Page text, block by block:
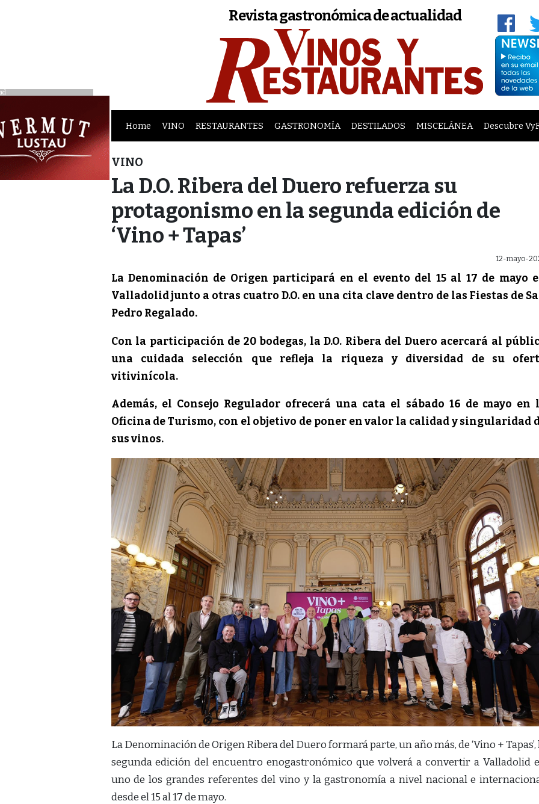
Revista gastronómica de actualidad
Home VINO RESTAURANTES GASTRONOMÍA DESTILADOS MISCELÁNEA Descubre
VINO
La D.O. Ribera del Duero refuerza su
protagonismo en la segunda edición de
‘Vino + Tapas’
12-mayo-
La Denominación de Origen participará en el evento del 15 al 17 de mayo
Valladolid junto a otras cuatro D.O. en una cita clave dentro de las Fiestas de
Pedro Regalado.
Con la participación de 20 bodegas, la D.O. Ribera del Duero acercará al
una cuidada selección que refleja la riqueza y diversidad de su
vitivinícola.
Además, el Consejo Regulador ofrecerá una cata el sábado 16 de mayo en
Oficina de Turismo, con el objetivo de poner en valor la calidad y singularidad
sus vinos.
La Denominación de Origen Ribera del Duero formará parte, un año más, de ‘Vino + Tapas’,
segunda edición del encuentro enogastronómico que volverá a convertir a Valladolid
uno de los grandes referentes del vino y la gastronomía a nivel nacional e
desde el 15 al 17 de mayo.